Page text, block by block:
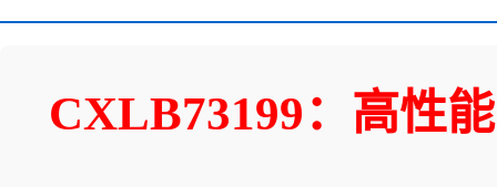
CXLB73199：高性